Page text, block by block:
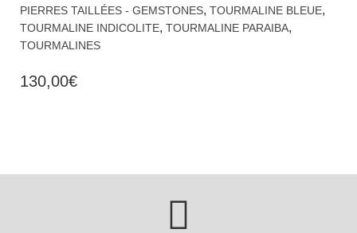
PIERRES TAILLÉES - GEMSTONES, TOURMALINE BLEUE,
TOURMALINE INDICOLITE, TOURMALINE PARAIBA,
TOURMALINES
130,00€